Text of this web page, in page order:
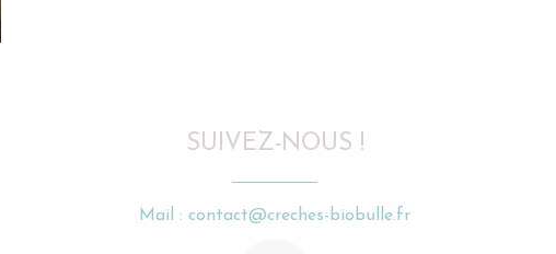
SUIVEZ-NOUS !
Mail : contact@creches-biobulle.fr